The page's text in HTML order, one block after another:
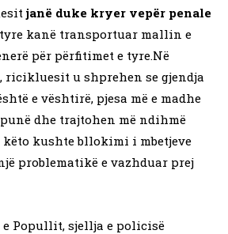
janë duke kryer vepër penale
kanë transportuar mallin e
për përfitimet e tyre.Në
ricikluesit u shprehen se gjendja
e vështirë, pjesa më e madhe
dhe trajtohen më ndihmë
kushte bllokimi i mbetjeve
problematikë e vazhduar prej
Popullit, sjellja e policisë